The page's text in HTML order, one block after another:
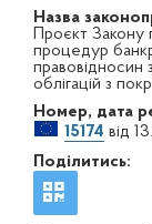
Назва
Проєкт
процедур
правовідносин
облігацій з
Номер, дата
15174 від
Поділитись: